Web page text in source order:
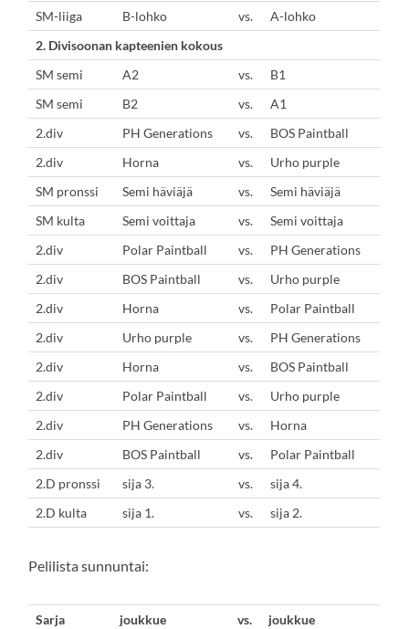
SM-liiga
B-lohko vs.
A-lohko
2. Divisoonan kapteenien kokous
SM semi
A2 vs.
B1
SM semi
B2 vs.
A1
2.div
PH Generations vs.
BOS Paintball
2.div
Horna vs.
Urho purple
SM pronssi
Semi häviäjä vs.
Semi häviäjä
SM kulta
Semi voittaja vs.
Semi voittaja
2.div
Polar Paintball vs.
PH Generations
2.div
BOS Paintball vs.
Urho purple
2.div
Horna vs.
Polar Paintball
2.div
Urho purple vs.
PH Generations
2.div
Horna vs.
BOS Paintball
2.div
Polar Paintball vs.
Urho purple
2.div
PH Generations vs.
Horna
2.div
BOS Paintball vs.
Polar Paintball
2.D pronssi
sija 3. vs.
sija 4.
2.D kulta
sija 1. vs. sija 2.
Pelilista sunnuntai:
Sarja joukkue vs.
joukkue